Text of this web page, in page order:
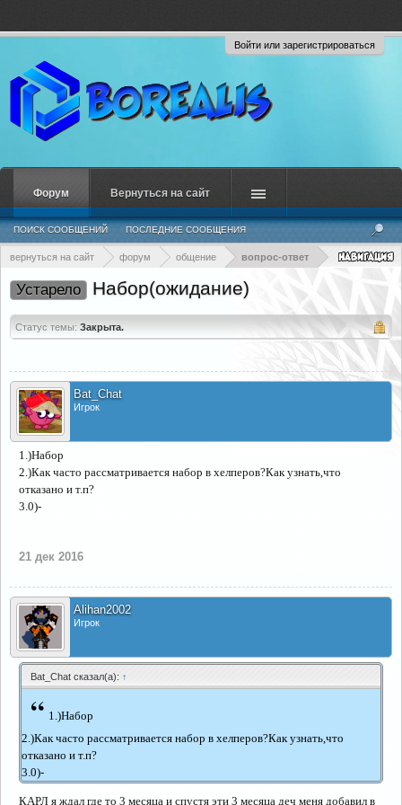
Войти или зарегистрироваться
вернуться на сайт форум общение вопрос-ответ
Устарело Набор(ожидание)
Статус темы: Закрыта.
Bat_Chat
Игрок
1.)Набор
2.)Как часто рассматривается набор в хелперов?Как узнать,что
отказано и т.п?
3.0)-
21 дек 2016
Alihan2002
Игрок
Bat_Chat сказал(а): ↑
“ 1.)Набор
2.)Как часто рассматривается набор в хелперов?Как узнать,что
отказано и т.п?
3.0)-
КАРЛ я ждал где то 3 месяца и спустя эти 3 месяца деч меня добавил в
Форум
ПОИСК СООБЩЕНИЙ ПОСЛЕДНИЕ СООБЩЕНИЯ
Вернуться на сайт